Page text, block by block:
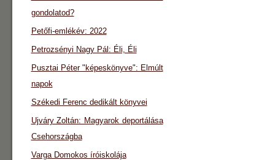
gondolatod?
Petőfi-emlékév: 2022
Petrozsényi Nagy Pál: Éli, Éli
Pusztai Péter "képeskönyve": Elmúlt
napok
Székedi Ferenc dedikált könyvei
Ujváry Zoltán: Magyarok deportálása
Csehországba
Varga Domokos íróiskolája